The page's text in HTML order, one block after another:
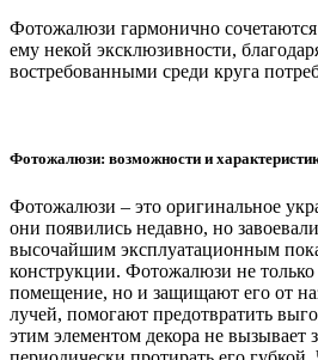
Фотожалюзи гармонично
ему некой эксклюзивности,
востребованными среди круга
Фотожалюзи: возможности и
Фотожалюзи – это оригинальное
они появились недавно, но
высочайшим эксплуатационным
конструкции. Фотожалюзи не
помещение, но и защищают его от
лучей, помогают предотвратить
этим элементом декора не вызывает